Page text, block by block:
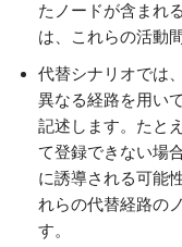
たノードが含まれ
は、これらの活動
代替シナリオでは
異なる経路を用い
記述します。たと
て登録できない場
に誘導される可能
れらの代替経路の
す。